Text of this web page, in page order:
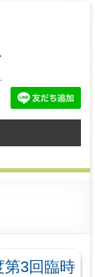
第3回臨時